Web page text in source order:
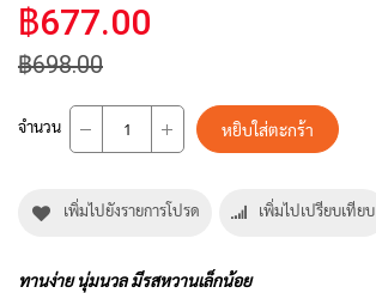
฿677.00
฿698.00
จำนวน หยิบใส่ตะกร้า
เพิ่มไปยังรายการโปรด เพิ่มไปเปรียบเทียบ
ทานง่าย นุ่มนวล มีรสหวานเล็กน้อย